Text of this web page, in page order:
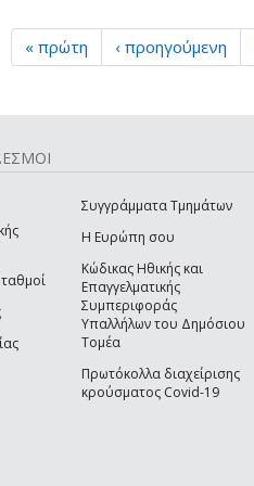
« πρώτη ‹ προηγούμενη
Συγγράμματα Τμημάτων
Η Ευρώπη σου
Κώδικας Ηθικής και
Επαγγελματικής
Συμπεριφοράς
Υπαλλήλων του Δημόσιου
Τομέα
Πρωτόκολλα διαχείρισης
κρούσματος Covid-19